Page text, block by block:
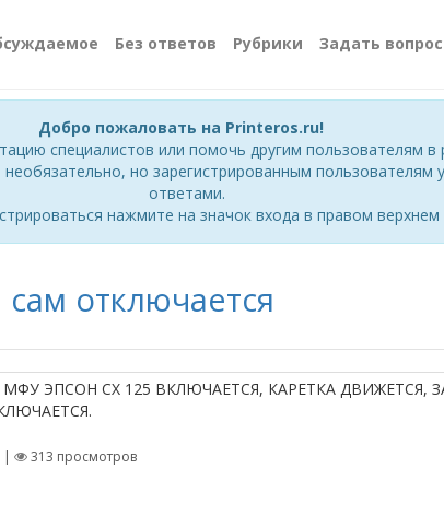
Без ответов Рубрики Задать вопрос
Добро пожаловать на Printeros.ru!
специалистов или помочь другим пользователям
но зарегистрированным пользователям
ответами.
нажмите на значок входа в правом верхнем
сам отключается
ЭПСОН СХ 125 ВКЛЮЧАЕТСЯ, КАРЕТКА ДВИЖЕТСЯ,
| 313 просмотров